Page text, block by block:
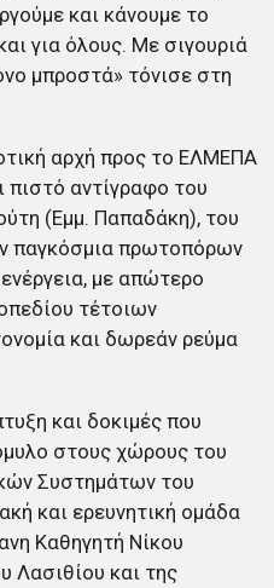
και κάνουμε το
για όλους. Με σιγουριά
μπροστά» τόνισε στη
αρχή προς το ΕΛΜΕΠΑ
πιστό αντίγραφο του
(Εμμ. Παπαδάκη), του
παγκόσμια πρωτοπόρων
με απώτερο
τέτοιων
και δωρεάν ρεύμα
και δοκιμές που
στους χώρους του
Συστημάτων του
και ερευνητική ομάδα
Καθηγητή Νίκου
Λασιθίου και της